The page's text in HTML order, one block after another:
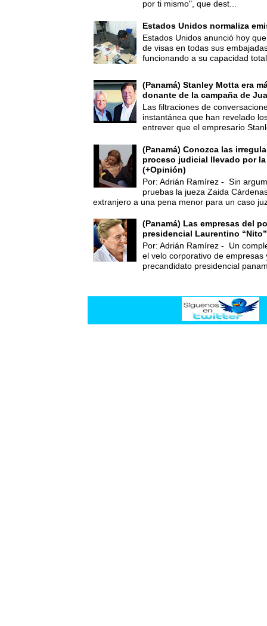
por ti mismo", que dest...
Estados Unidos normaliza
Estados Unidos anunció hoy
de visas en todas sus
funcionando a su capacidad
(Panamá) Stanley Motta era
donante de la campaña de
Las filtraciones de
instantánea que han revelado
entrever que el empresario
(Panamá) Conozca las
proceso judicial llevado por
(+Opinión)
Por: Adrián Ramírez - Sin
pruebas la jueza Zaida
extranjero a una pena menor para un caso
(Panamá) Las empresas del
presidencial Laurentino
Por: Adrián Ramírez - Un
el velo corporativo de empresas
precandidato presidencial